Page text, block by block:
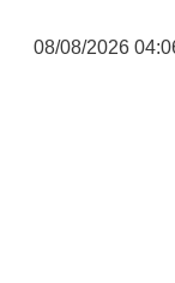
08/08/2026